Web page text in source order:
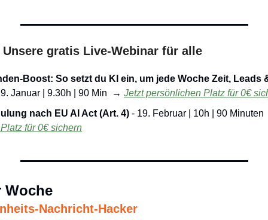
gratis Live-Webinar für alle
Boost: So setzt du KI ein, um jede Woche Zeit, Leads
Januar | 9.30h | 90 Min
→ Jetzt persönlichen Platz für 0€
nach EU AI Act (Art. 4) - 19. Februar | 10h | 90 Minuten
für 0€ sichern
Nachricht-Hacker